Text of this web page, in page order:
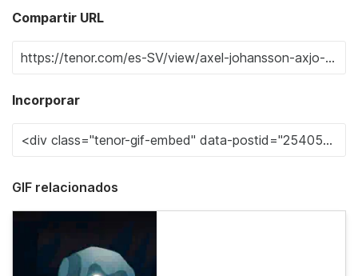
Compartir URL
Incorporar
GIF relacionados